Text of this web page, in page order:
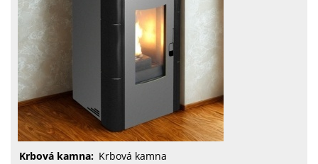
Krbová kamna: Krbová kamna